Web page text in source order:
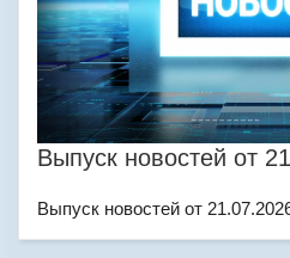
Выпуск новостей от
Выпуск новостей от